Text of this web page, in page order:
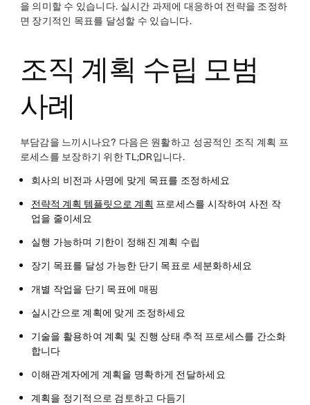
을 의미할 수 있습니다. 실시간 과제에 대응하여 전략을 조정하
면 장기적인 목표를 달성할 수 있습니다.
조직 계획 수립 모범
사례
부담감을 느끼시나요? 다음은 원활하고 성공적인 조직 계획 프
로세스를 보장하기 위한 TL;DR입니다.
회사의 비전과 사명에 맞게 목표를 조정하세요
전략적 계획 템플릿으로 계획 프로세스를 시작하여 사전 작
업을 줄이세요
실행 가능하며 기한이 정해진 계획 수립
장기 목표를 달성 가능한 단기 목표로 세분화하세요
개별 작업을 단기 목표에 매핑
실시간으로 계획에 맞게 조정하세요
기술을 활용하여 계획 및 진행 상태 추적 프로세스를 간소화
합니다
이해관계자에게 계획을 명확하게 전달하세요
계획을 정기적으로 검토하고 다듬기